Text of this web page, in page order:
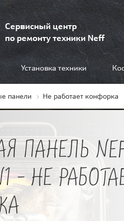
Сервисный центр
по ремонту техники Neff
Установка техники
панели Не работает конфорка
ПАНЕЛЬ
- НЕ